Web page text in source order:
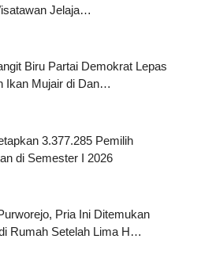
Jelaja…
Biru Partai Demokrat Lepas
Ikan Mujair di Dan…
3.377.285 Pemilih
di Semester I 2026
Pria Ini Ditemukan
Rumah Setelah Lima H…